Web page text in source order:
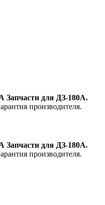
Запчасти для ДЗ-180А.
производителя.
Запчасти для ДЗ-180А.
производителя.